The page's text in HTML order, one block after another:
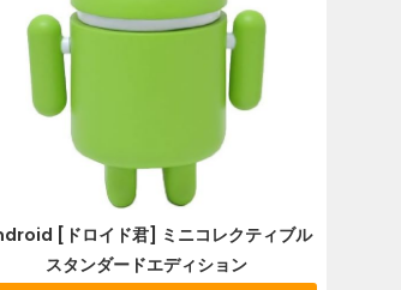
[ドロイド君] ミニコレクティブル
スタンダードエディション